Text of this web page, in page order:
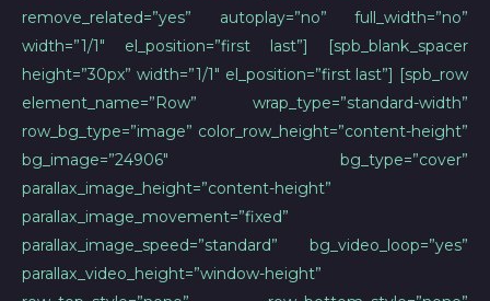
remove_related=”yes” autoplay=”no” full_width=”no”
width=”1/1″ el_position=”first last”] [spb_blank_spacer
height=”30px” width=”1/1″ el_position=”first last”] [spb_row
element_name=”Row” wrap_type=”standard-width”
row_bg_type=”image” color_row_height=”content-height”
bg_image=”24906″ bg_type=”cover”
parallax_image_height=”content-height”
parallax_image_movement=”fixed”
parallax_image_speed=”standard” bg_video_loop=”yes”
parallax_video_height=”window-height”